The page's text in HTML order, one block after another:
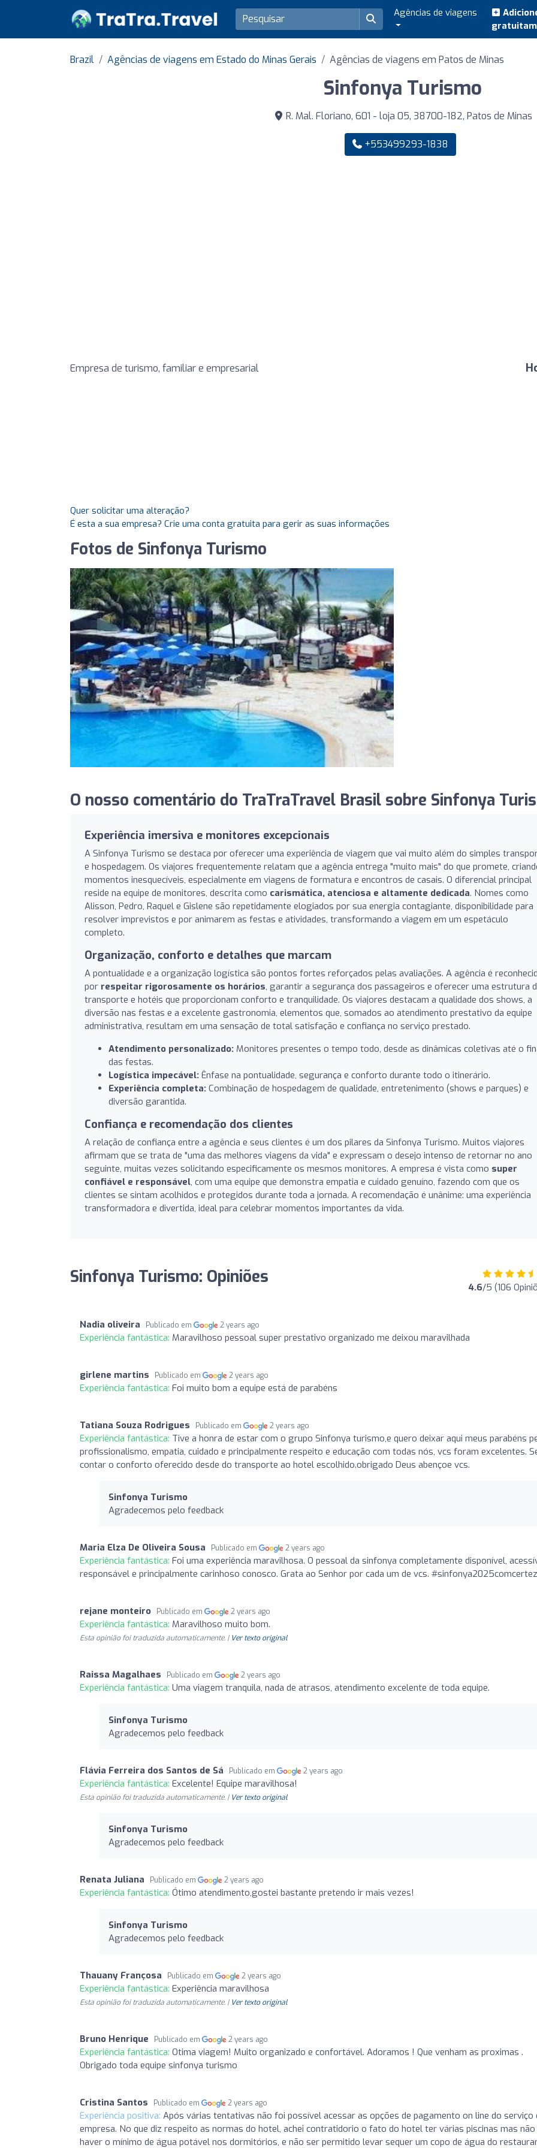
Agências de viagens
Brazil Agências de viagens em Estado do Minas Gerais Agências de viagens em Patos de Minas
Sinfonya Turismo
R. Mal. Floriano, 601 - loja 05, 38700-182, Patos de Minas
+553499293-1838
Empresa de turismo, familiar e empresarial
Quer solicitar uma alteração?
É esta a sua empresa? Crie uma conta gratuita para gerir as suas informações
Fotos de Sinfonya Turismo
O nosso comentário do TraTraTravel Brasil sobre Sinfonya
Experiência imersiva e monitores excepcionais
A Sinfonya Turismo se destaca por oferecer uma experiência de viagem que vai muito além do simples
e hospedagem. Os viajores frequentemente relatam que a agência entrega "muito mais" do que promete,
momentos inesquecíveis, especialmente em viagens de formatura e encontros de casais. O diferencial principal
reside na equipe de monitores, descrita como carismática, atenciosa e altamente dedicada. Nomes como
Alisson, Pedro, Raquel e Gislene são repetidamente elogiados por sua energia contagiante, disponibilidade para
resolver imprevistos e por animarem as festas e atividades, transformando a viagem em um espetáculo
completo.
Organização, conforto e detalhes que marcam
A pontualidade e a organização logística são pontos fortes reforçados pelas avaliações. A agência é
por respeitar rigorosamente os horários, garantir a segurança dos passageiros e oferecer uma estrutura
transporte e hotéis que proporcionam conforto e tranquilidade. Os viajores destacam a qualidade dos shows, a
diversão nas festas e a excelente gastronomia, elementos que, somados ao atendimento prestativo da equipe
administrativa, resultam em uma sensação de total satisfação e confiança no serviço prestado.
Atendimento personalizado: Monitores presentes o tempo todo, desde as dinâmicas coletivas até o
das festas.
Logística impecável: Ênfase na pontualidade, segurança e conforto durante todo o itinerário.
Experiência completa: Combinação de hospedagem de qualidade, entretenimento (shows e parques) e
diversão garantida.
Confiança e recomendação dos clientes
A relação de confiança entre a agência e seus clientes é um dos pilares da Sinfonya Turismo. Muitos viajores
afirmam que se trata de "uma das melhores viagens da vida" e expressam o desejo intenso de retornar no ano
seguinte, muitas vezes solicitando especificamente os mesmos monitores. A empresa é vista como super
confiável e responsável, com uma equipe que demonstra empatia e cuidado genuíno, fazendo com que os
clientes se sintam acolhidos e protegidos durante toda a jornada. A recomendação é unânime: uma experiência
transformadora e divertida, ideal para celebrar momentos importantes da vida.
Sinfonya Turismo: Opiniões 4.6/5 (106
Nadia oliveira Publicado em 2 years ago
Experiência fantástica: Maravilhoso pessoal super prestativo organizado me deixou maravilhada
girlene martins Publicado em 2 years ago
Experiência fantástica: Foi muito bom a equipe está de parabéns
Tatiana Souza Rodrigues Publicado em 2 years ago
Experiência fantástica: Tive a honra de estar com o grupo Sinfonya turismo,e quero deixar aqui meus parabéns
profissionalismo, empatia, cuidado e principalmente respeito e educação com todas nós, vcs foram excelentes.
contar o conforto oferecido desde do transporte ao hotel escolhido.obrigado Deus abençoe vcs.
Sinfonya Turismo
Agradecemos pelo feedback
Maria Elza De Oliveira Sousa Publicado em 2 years ago
Experiência fantástica: Foi uma experiência maravilhosa. O pessoal da sinfonya completamente disponível,
responsável e principalmente carinhoso conosco. Grata ao Senhor por cada um de vcs.
rejane monteiro Publicado em 2 years ago
Experiência fantástica: Maravilhoso muito bom.
Esta opinião foi traduzida automaticamente. | Ver texto original
Raissa Magalhaes Publicado em 2 years ago
Experiência fantástica: Uma viagem tranquila, nada de atrasos, atendimento excelente de toda equipe.
Sinfonya Turismo
Agradecemos pelo feedback
Flávia Ferreira dos Santos de Sá Publicado em 2 years ago
Experiência fantástica: Excelente! Equipe maravilhosa!
Esta opinião foi traduzida automaticamente. | Ver texto original
Sinfonya Turismo
Agradecemos pelo feedback
Renata Juliana Publicado em 2 years ago
Experiência fantástica: Ótimo atendimento,gostei bastante pretendo ir mais vezes!
Sinfonya Turismo
Agradecemos pelo feedback
Thauany Françosa Publicado em 2 years ago
Experiência fantástica: Experiência maravilhosa
Esta opinião foi traduzida automaticamente. | Ver texto original
Bruno Henrique Publicado em 2 years ago
Experiência fantástica: Otima viagem! Muito organizado e confortável. Adoramos ! Que venham as proximas .
Obrigado toda equipe sinfonya turismo
Cristina Santos Publicado em 2 years ago
Experiência positiva: Após várias tentativas não foi possível acessar as opções de pagamento on line do serviço
empresa. No que diz respeito as normas do hotel, achei contratidorio o fato do hotel ter várias piscinas mas não
haver o mínimo de água potável nos dormitórios, e não ser permitido levar sequer um copo de água do